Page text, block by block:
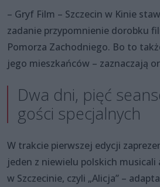
– Gryf Film – Szczecin w Kinie
zadanie przypomnienie dorobku
Pomorza Zachodniego. Bo to
jego mieszkańców – zaznaczają
Dwa dni, pięć
gości specjalnych
W trakcie pierwszej edycji
jeden z niewielu polskich musicali
w Szczecinie, czyli „Alicja” –